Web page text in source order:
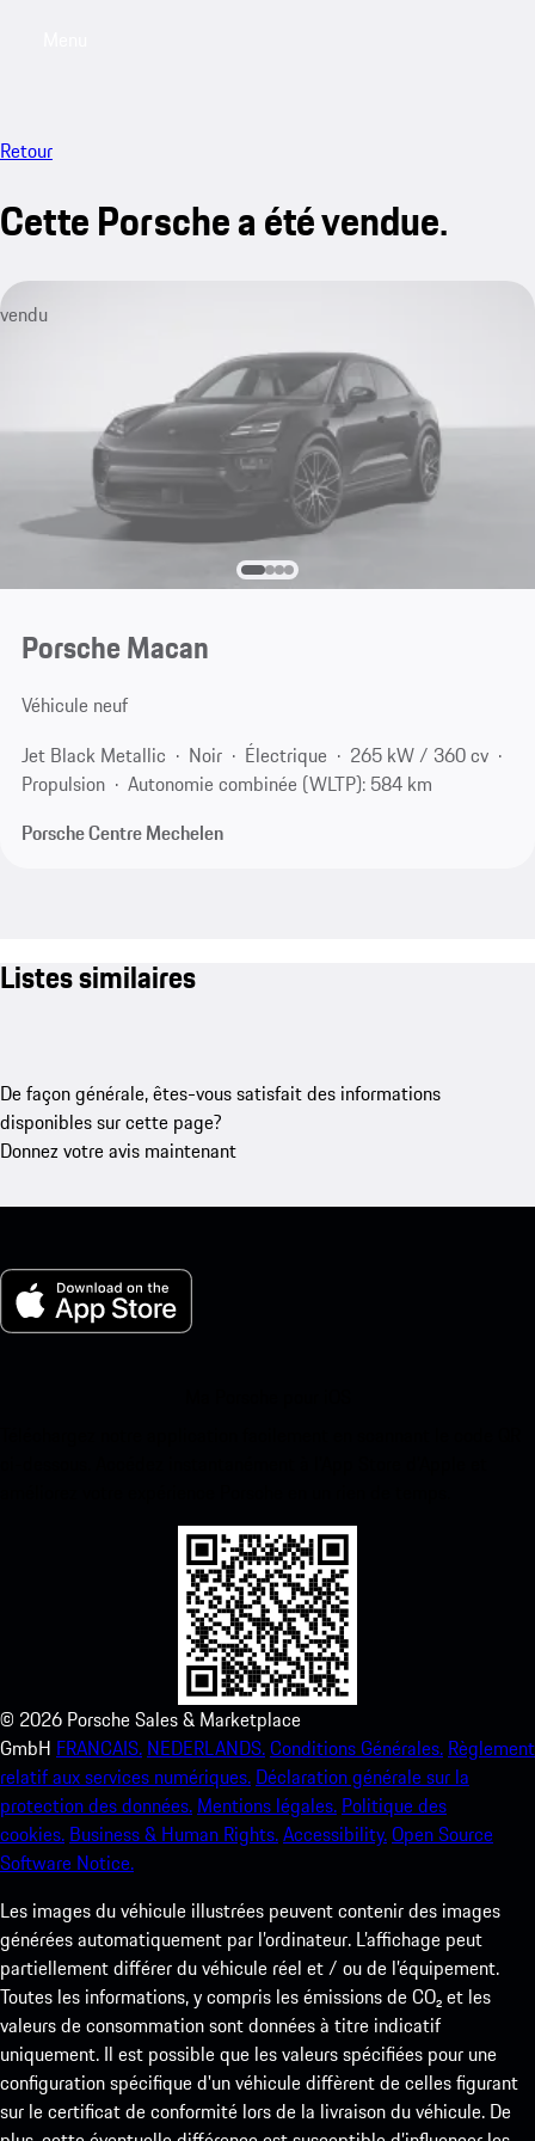
Retour
Cette Porsche a été vendue.
vendu
Porsche Macan
Véhicule neuf
Jet Black Metallic
Noir Électrique
265 kW / 360 cv
Propulsion
Autonomie combinée (WLTP): 584 km
Porsche Centre Mechelen
Listes similaires
De façon générale, êtes-vous satisfait des informations
disponibles sur cette page?
Donnez votre avis maintenant
© 2026 Porsche Sales & Marketplace
GmbH FRANCAIS. NEDERLANDS.Conditions Générales. Règlement
relatif aux services numériques. Déclaration générale sur la
protection des données. Mentions légales. Politique des
cookies. Business & Human Rights.Accessibility.Open Source
Software Notice.
Les images du véhicule illustrées peuvent contenir des images
générées automatiquement par l’ordinateur. L’affichage peut
partiellement différer du véhicule réel et / ou de l’équipement.
Toutes les informations, y compris les émissions de CO₂ et les
valeurs de consommation sont données à titre indicatif
uniquement. Il est possible que les valeurs spécifiées pour une
configuration spécifique d'un véhicule diffèrent de celles figurant
sur le certificat de conformité lors de la livraison du véhicule. De